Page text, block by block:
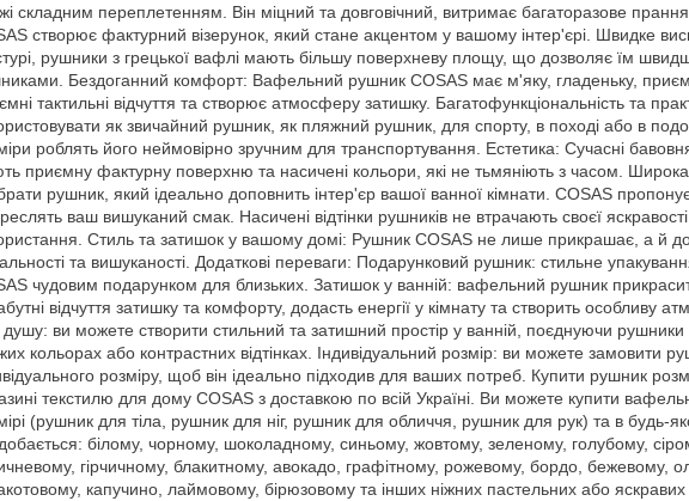
складним переплетенням. Він міцний та довговічний, витримає багаторазове
створює фактурний візерунок, який стане акцентом у вашому інтер'єрі. Швидке
рушники з грецької вафлі мають більшу поверхневу площу, що дозволяє їм
Бездоганний комфорт: Вафельний рушник COSAS має м'яку, гладеньку,
тактильні відчуття та створює атмосферу затишку. Багатофункціональність та
як звичайний рушник, як пляжний рушник, для спорту, в поході або в
роблять його неймовірно зручним для транспортування. Естетика: Сучасні
приємну фактурну поверхню та насичені кольори, які не тьмяніють з часом. Широка
рушник, який ідеально доповнить інтер'єр вашої ванної кімнати. COSAS
ваш вишуканий смак. Насичені відтінки рушників не втрачають своєї яскравості
Стиль та затишок у вашому домі: Рушник COSAS не лише прикрашає, а й
та вишуканості. Додаткові переваги: Подарунковий рушник: стильне
чудовим подарунком для близьких. Затишок у ванній: вафельний рушник
відчуття затишку та комфорту, додасть енергії у кімнату та створить особливу
душу: ви можете створити стильний та затишний простір у ванній, поєднуючи
кольорах або контрастних відтінках. Індивідуальний розмір: ви можете замовити
розміру, щоб він ідеально підходив для ваших потреб. Купити рушник
текстилю для дому COSAS з доставкою по всій Україні. Ви можете купити
(рушник для тіла, рушник для ніг, рушник для обличчя, рушник для рук) та в будь-
білому, чорному, шоколадному, синьому, жовтому, зеленому, голубому,
гірчичному, блакитному, авокадо, графітному, рожевому, бордо, бежевому,
капучино, лаймовому, бірюзовому та інших ніжних пастельних або